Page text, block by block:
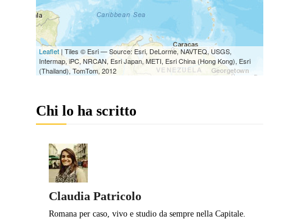
Chi lo ha scritto
Claudia Patricolo
Romana per caso, vivo e studio da sempre nella Capitale.